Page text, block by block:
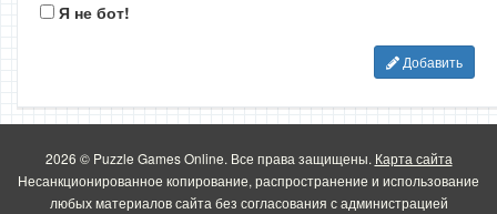
Я не бот!
Добавить
2026 © Puzzle Games Online. Все права защищены. Карта сайта
Несанкционированное копирование, распространение и использование
любых материалов сайта без согласования с администрацией